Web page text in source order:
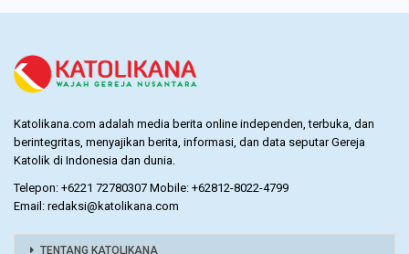
Katolikana.com adalah media berita online independen, terbuka, dan
berintegritas, menyajikan berita, informasi, dan data seputar Gereja
Katolik di Indonesia dan dunia.
Telepon: +6221 72780307 Mobile: +62812-8022-4799
Email: redaksi@katolikana.com
TENTANG KATOLIKANA